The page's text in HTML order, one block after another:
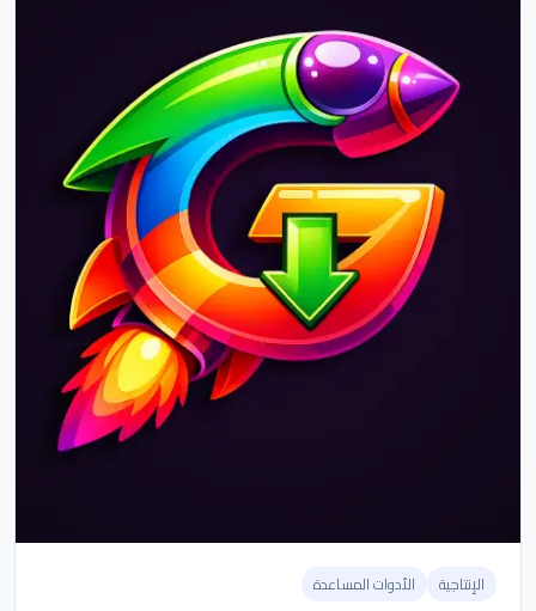
الإنتاجية الأدوات المساعدة